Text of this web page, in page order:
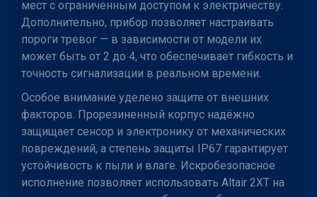
мест с ограниченным доступом к электричеству.
Дополнительно, прибор позволяет настраивать
пороги тревог — в зависимости от модели их
может быть от 2 до 4, что обеспечивает гибкость и
точность сигнализации в реальном времени.
Особое внимание уделено защите от внешних
факторов. Прорезиненный корпус надёжно
защищает сенсор и электронику от механических
повреждений, а степень защиты IP67 гарантирует
устойчивость к пыли и влаге. Искробезопасное
исполнение позволяет использовать Altair 2XT на